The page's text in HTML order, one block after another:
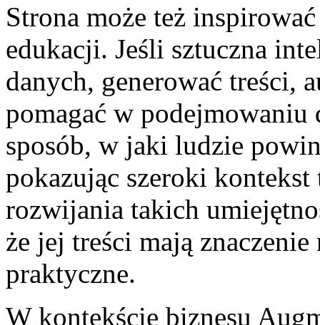
Strona może też
edukacji. Jeśli sztuczna
danych, generować treści,
pomagać w
sposób, w jaki ludzie
pokazując szeroki
rozwijania takich
że jej treści mają
praktyczne.
W kontekście biznesu